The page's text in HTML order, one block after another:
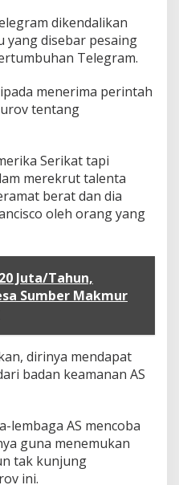
dikendalikan
yang disebar pesaing
Telegram.
menerima perintah
tentang
Serikat tapi
merekrut talenta
berat dan dia
oleh orang yang
Juta/Tahun,
Sumber Makmur
dirinya mendapat
badan keamanan AS
lembaga AS mencoba
guna menemukan
tak kunjung
ini.